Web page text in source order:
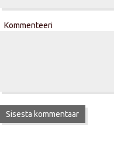
Kommenteeri